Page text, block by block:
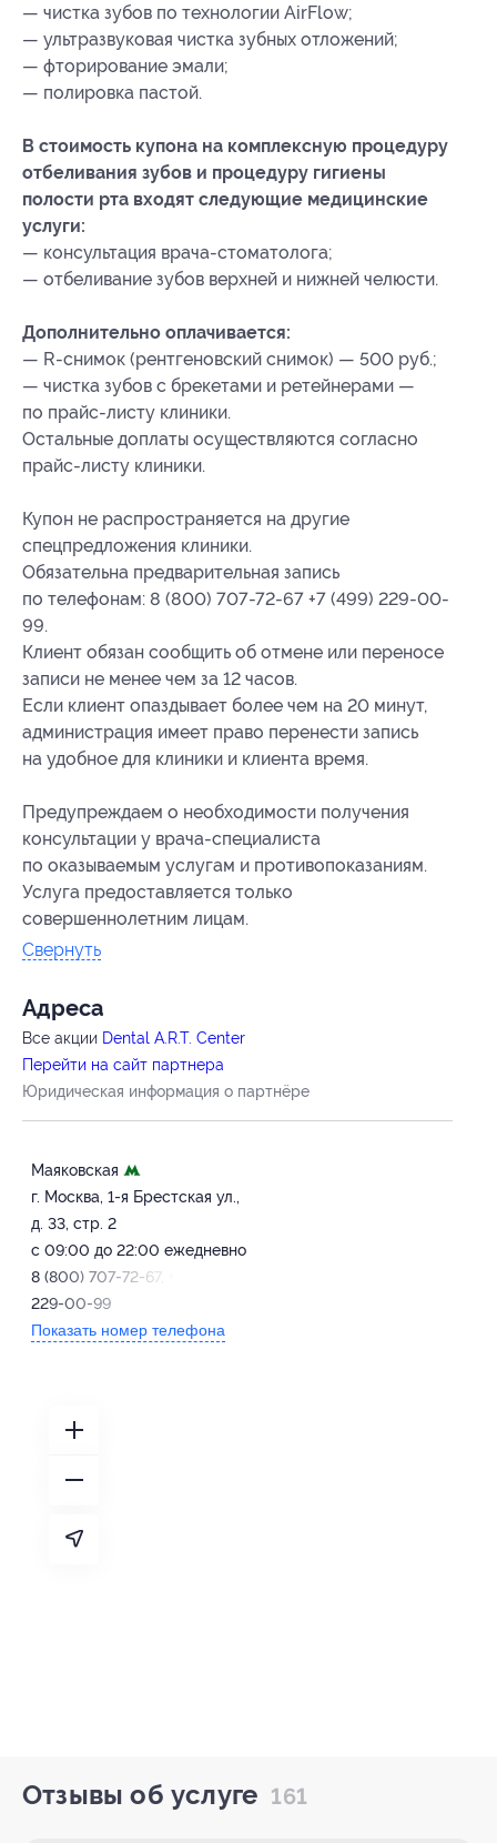
— чистка зубов по технологии AirFlow;
— ультразвуковая чистка зубных отложений;
— фторирование эмали;
— полировка пастой.
В стоимость купона на комплексную процедуру
отбеливания зубов и процедуру гигиены
полости рта входят следующие медицинские
услуги:
— консультация врача-стоматолога;
— отбеливание зубов верхней и нижней челюсти.
Дополнительно оплачивается:
— R-снимок (рентгеновский снимок) — 500 руб.;
— чистка зубов с брекетами и ретейнерами —
по прайс-листу клиники.
Остальные доплаты осуществляются согласно
прайс-листу клиники.
Купон не распространяется на другие
спецпредложения клиники.
Обязательна предварительная запись
по телефонам: 8 (800) 707-72-67 +7 (499) 229-00-
99.
Клиент обязан сообщить об отмене или переносе
записи не менее чем за 12 часов.
Если клиент опаздывает более чем на 20 минут,
администрация имеет право перенести запись
на удобное для клиники и клиента время.
Предупреждаем о необходимости получения
консультации у врача-специалиста
по оказываемым услугам и противопоказаниям.
Услуга предоставляется только
совершеннолетним лицам.
Свернуть
Адресa
Все акции Dental A.R.T. Center
Перейти на сайт партнера
Юридическая информация о партнёре
Маяковская
г. Москва, 1-я Брестская ул.,
д. 33, стр. 2
с 09:00 до 22:00 ежедневно
8 (800) 707-72-67, +7 (499)
229-00-99
Показать номер телефона
Отзывы об услуге 161